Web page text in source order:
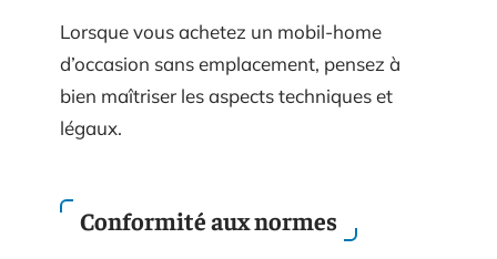
Lorsque vous achetez un mobil-home
d’occasion sans emplacement, pensez à
bien maîtriser les aspects techniques et
légaux.
Conformité aux normes